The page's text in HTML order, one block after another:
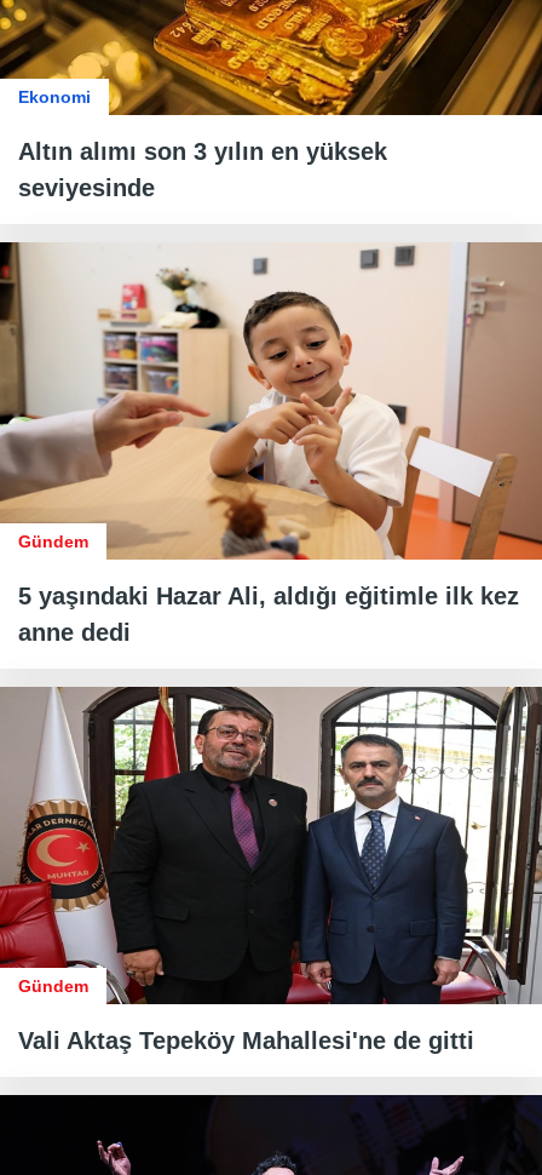
Ekonomi
Altın alımı son 3 yılın en yüksek
seviyesinde
Gündem
5 yaşındaki Hazar Ali, aldığı eğitimle ilk kez
anne dedi
Gündem
Vali Aktaş Tepeköy Mahallesi'ne de gitti